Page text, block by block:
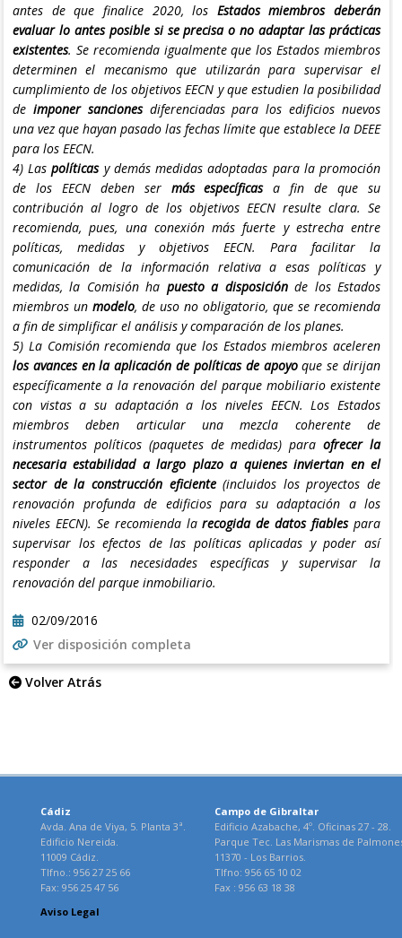
antes de que finalice 2020, los Estados miembros deberán
evaluar lo antes posible si se precisa o no adaptar las prácticas
existentes. Se recomienda igualmente que los Estados miembros
determinen el mecanismo que utilizarán para supervisar el
cumplimiento de los objetivos EECN y que estudien la posibilidad
de imponer sancionesdiferenciadas para los edificios nuevos
una vez que hayan pasado las fechas límite que establece la DEEE
para los EECN.
4) Laspolíticasy demás medidas adoptadas para la promoción
de los EECN deben ser más específicasa fin de que su
contribución al logro de los objetivos EECN resulte clara. Se
recomienda, pues, una conexión más fuerte y estrecha entre
políticas, medidas y objetivos EECN. Para facilitar la
comunicación de la información relativa a esas políticas y
medidas, la Comisión ha puesto a disposiciónde los Estados
miembros un modelo, de uso no obligatorio, que se recomienda
a fin de simplificar el análisis y comparación de los planes.
5) La Comisión recomienda que los Estados miembros aceleren
los avances en la aplicación de políticas de apoyoque se dirijan
específicamente a la renovación del parque mobiliario existente
con vistas a su adaptación a los niveles EECN. Los Estados
miembros deben articular una mezcla coherente de
instrumentos políticos (paquetes de medidas) paraofrecer la
necesaria estabilidad a largo plazo a quienes inviertan en el
sector de la construcción eficiente(incluidos los proyectos de
renovación profunda de edificios para su adaptación a los
niveles EECN). Se recomienda larecogida de datos fiablespara
supervisar los efectos de las políticas aplicadas y poder así
responder a las necesidades específicas y supervisar la
renovación del parque inmobiliario.
02/09/2016
Ver disposición completa
Volver Atrás
Cádiz
Avda. Ana de Viya, 5. Planta 3ª.
Edificio Nereida.
11009 Cádiz.
Tlfno.: 956 27 25 66
Fax: 956 25 47 56
Campo de Gibraltar
Edificio Azabache, 4º. Oficinas 27 - 28.
Parque Tec. Las Marismas de
11370 - Los Barrios.
Tlfno: 956 65 10 02
Fax : 956 63 18 38
Aviso Legal